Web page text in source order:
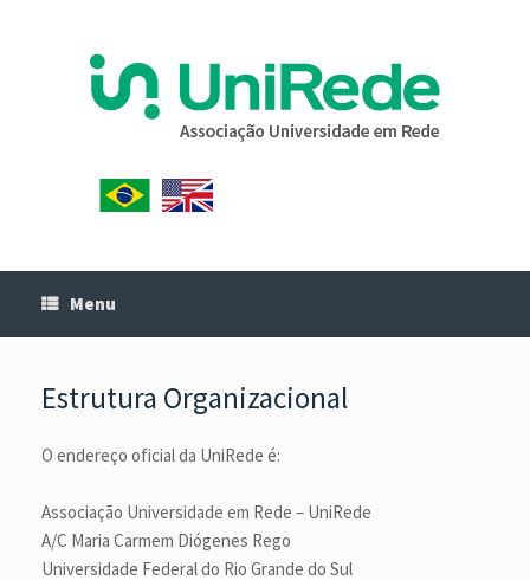
Menu
Estrutura Organizacional
O endereço oficial da UniRede é:
Associação Universidade em Rede – UniRede
A/C Maria Carmem Diógenes Rego
Universidade Federal do Rio Grande do Sul